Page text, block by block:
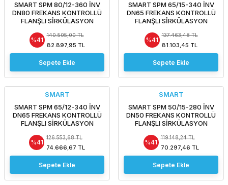
SMART SPM 80/12-360 İNV
DN80 FREKANS KONTROLLÜ
FLANŞLI SİRKÜLASYON
%41
140.505,00 TL
82.897,95 TL
Sepete Ekle
SMART SPM 65/15-340 İNV
DN65 FREKANS KONTROLLÜ
FLANŞLI SİRKÜLASYON
%41
137.463,48 TL
81.103,45 TL
Sepete Ekle
SMART
SMART SPM 65/12-340 İNV
DN65 FREKANS KONTROLLÜ
FLANŞLI SİRKÜLASYON
%41
126.553,68 TL
74.666,67 TL
Sepete Ekle
SMART
SMART SPM 50/15-280 İNV
DN50 FREKANS KONTROLLÜ
FLANŞLI SİRKÜLASYON
%41
119.148,24 TL
70.297,46 TL
Sepete Ekle